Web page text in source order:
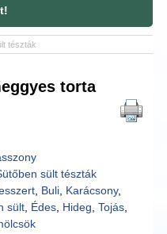
tészták
torta
sült tészták
Buli Karácsony,
sült Édes Hideg ,Tojás